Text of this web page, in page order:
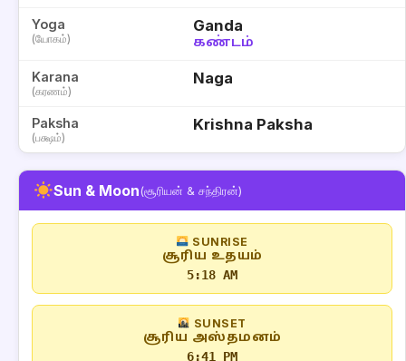
Yoga
(யோகம்)
Ganda
கண்டம்
Karana
(கரணம்)
Naga
Paksha
(பக்ஷம்)
Krishna Paksha
Sun & Moon(சூரியன் & சந்திரன்)
SUNRISE
சூரிய உதயம்
5:18 AM
SUNSET
சூரிய அஸ்தமனம்
6:41 PM